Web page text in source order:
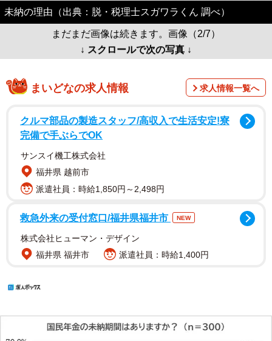
未納の理由（出典：脱・税理士スガワラくん 調べ）
まだまだ画像は続きます。画像（2/7）
↓ スクロールで次の写真 ↓
まいどなの求人情報 求人情報一覧へ
クルマ部品の製造スタッフ/高収入で生活安定!寮
完備で手ぶらでOK
サンスイ機工株式会社
福井県 越前市
派遣社員：時給1,850円～2,498円
救急外来の受付窓口/福井県福井市 NEW
株式会社ヒューマン・デザイン
福井県 福井市
派遣社員：時給1,400円